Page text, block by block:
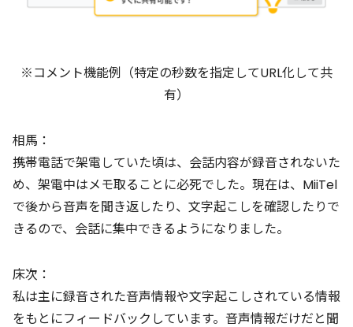
※コメント機能例（特定の秒数を指定してURL化して共
有）
相馬：
携帯電話で架電していた頃は、会話内容が録音されないた
め、架電中はメモ取ることに必死でした。現在は、MiiTel
で後から音声を聞き返したり、文字起こしを確認したりで
きるので、会話に集中できるようになりました。
床次：
私は主に録音された音声情報や文字起こしされている情報
をもとにフィードバックしています。音声情報だけだと聞